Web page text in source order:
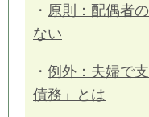
・ 原則：配偶者
ない
・ 例外：夫婦で
債務」とは